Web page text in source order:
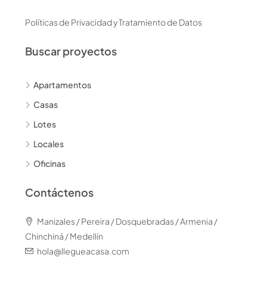
Políticas de Privacidad y Tratamiento de Datos
Buscar proyectos
Apartamentos
Casas
Lotes
Locales
Oficinas
Contáctenos
Manizales / Pereira / Dosquebradas / Armenia /
Chinchiná / Medellín
hola@llegueacasa.com